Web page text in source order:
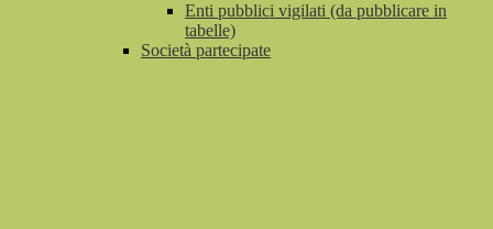
Enti pubblici vigilati (da pubblicare in
tabelle)
Società partecipate